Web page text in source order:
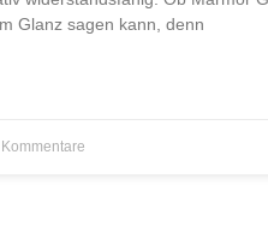
Glanz sagen kann, denn